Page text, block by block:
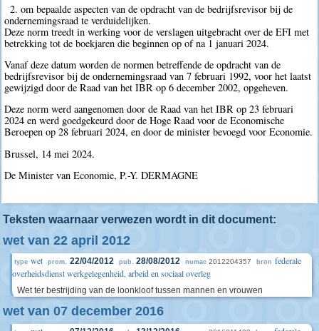
2. om bepaalde aspecten van de opdracht van de bedrijfsrevisor bij de
ondernemingsraad te verduidelijken.
Deze norm treedt in werking voor de verslagen uitgebracht over de EFI met
betrekking tot de boekjaren die beginnen op of na 1 januari 2024.
Vanaf deze datum worden de normen betreffende de opdracht van de
bedrijfsrevisor bij de ondernemingsraad van 7 februari 1992, voor het laatst
gewijzigd door de Raad van het IBR op 6 december 2002, opgeheven.
Deze norm werd aangenomen door de Raad van het IBR op 23 februari
2024 en werd goedgekeurd door de Hoge Raad voor de Economische
Beroepen op 28 februari 2024, en door de minister bevoegd voor Economie.
Brussel, 14 mei 2024.
De Minister van Economie, P.-Y. DERMAGNE
Teksten waarnaar verwezen wordt in dit document:
wet van 22 april 2012
type wet prom. 22/04/2012 pub. 28/08/2012 numac 2012204357 bron federale
overheidsdienst werkgelegenheid, arbeid en sociaal overleg
Wet ter bestrijding van de loonkloof tussen mannen en vrouwen
wet van 07 december 2016